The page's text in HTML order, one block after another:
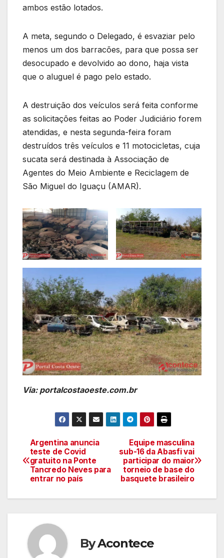
ambos estão lotados.
A meta, segundo o Delegado, é esvaziar pelo
menos um dos barracões, para que possa ser
desocupado e devolvido ao dono, haja vista
que o aluguel é pago pelo estado.
A destruição dos veículos será feita conforme
as solicitações feitas ao Poder Judiciário forem
atendidas, e nesta segunda-feira foram
destruídos três veículos e 11 motocicletas, cuja
sucata será destinada à Associação de
Agentes do Meio Ambiente e Reciclagem de
São Miguel do Iguaçu (AMAR).
Via: portalcostaoeste.com.br
Navegação
de
artigos
Equipe masculina
sub-16 da Abasfi vai
participar do maior
torneio de base do
basquete brasileiro
Argentina anuncia
teste de Covid
gratuito na Ponte
Tancredo Neves para
entrar no país
ByAcontece